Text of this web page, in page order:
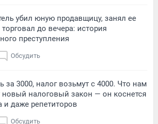
убил юную продавщицу, занял ее
до вечера: история
преступления
Обсудить
за 3000, налог возьмут с 4000. Что нам
новый налоговый закон — он коснется
и даже репетиторов
Обсудить